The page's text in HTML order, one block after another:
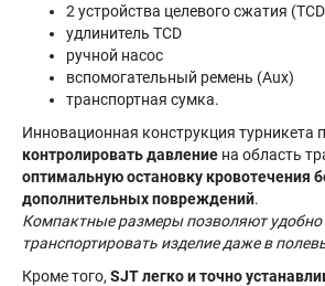
2 устройства целевого сжатия
удлинитель TCD
ручной насос
вспомогательный ремень (Aux)
транспортная сумка.
Инновационная конструкция турникета
контролировать давление на область
оптимальную остановку кровотечения
дополнительных повреждений.
Компактные размеры позволяют удобно
транспортировать изделие даже в
Кроме того, SJT легко и точно